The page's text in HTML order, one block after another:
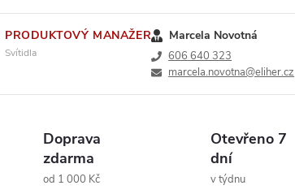
PRODUKTOVÝ MANAŽER
Svítidla
Marcela Novotná
606 640 323
marcela.novotna@eliher.cz
Doprava
zdarma
od 1 000 Kč
Otevřeno 7
dní
v týdnu